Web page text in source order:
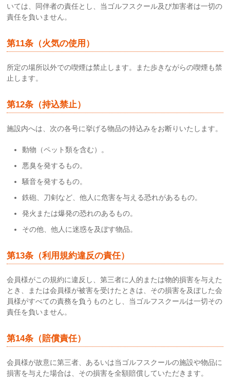
いては、同伴者の責任とし、当ゴルフスクール及び加害者は一切の
責任を負いません。
第11条（火気の使用）
所定の場所以外での喫煙は禁止します。また歩きながらの喫煙も禁
止します。
第12条（持込禁止）
施設内へは、次の各号に挙げる物品の持込みをお断りいたします。
動物（ペット類を含む）。
悪臭を発するもの。
騒音を発するもの。
鉄砲、刀剣など、他人に危害を与える恐れがあるもの。
発火または爆発の恐れのあるもの。
その他、他人に迷惑を及ぼす物品。
第13条（利用規約違反の責任）
会員様がこの規約に違反し、第三者に人的または物的損害を与えた
とき、または会員様が被害を受けたときは、その損害を及ぼした会
員様がすべての責務を負うものとし、当ゴルフスクールは一切その
責任を負いません。
第14条（賠償責任）
会員様が故意に第三者、あるいは当ゴルフスクールの施設や物品に
損害を与えた場合は、その損害を全額賠償していただきます。